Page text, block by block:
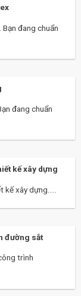
đang chuẩn
đang chuẩn
kế xây dựng
xây dựng.....
đường sắt
trình